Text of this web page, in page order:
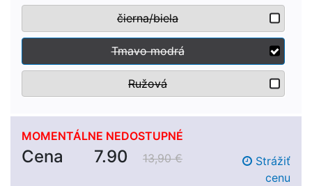
čierna/biela
Tmavo modrá
Ružová
MOMENTÁLNE NEDOSTUPNÉ
Cena 7.90 13,90 €
Strážiť
cenu